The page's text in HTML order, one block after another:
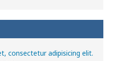
consectetur adipisicing elit.